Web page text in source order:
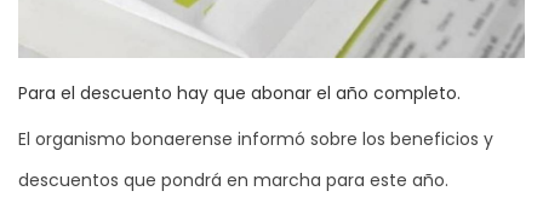
Para el descuento hay que abonar el año completo.
El organismo bonaerense informó sobre los beneficios y
descuentos que pondrá en marcha para este año.